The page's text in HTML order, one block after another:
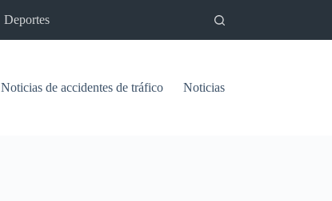
Deportes
Noticias de accidentes de tráfico Noticias del pantano de